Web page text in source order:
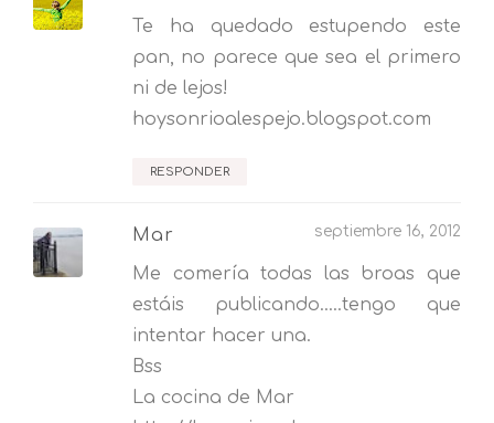
Te ha quedado estupendo este
pan, no parece que sea el primero
ni de lejos!
hoysonrioalespejo.blogspot.com
RESPONDER
Mar septiembre 16, 2012
Me comería todas las broas que
estáis publicando.....tengo que
intentar hacer una.
Bss
La cocina de Mar